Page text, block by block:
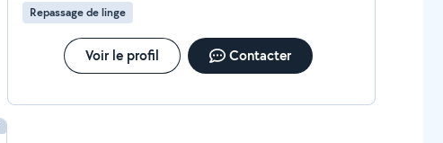
Repassage de linge
Voir le profil Contacter